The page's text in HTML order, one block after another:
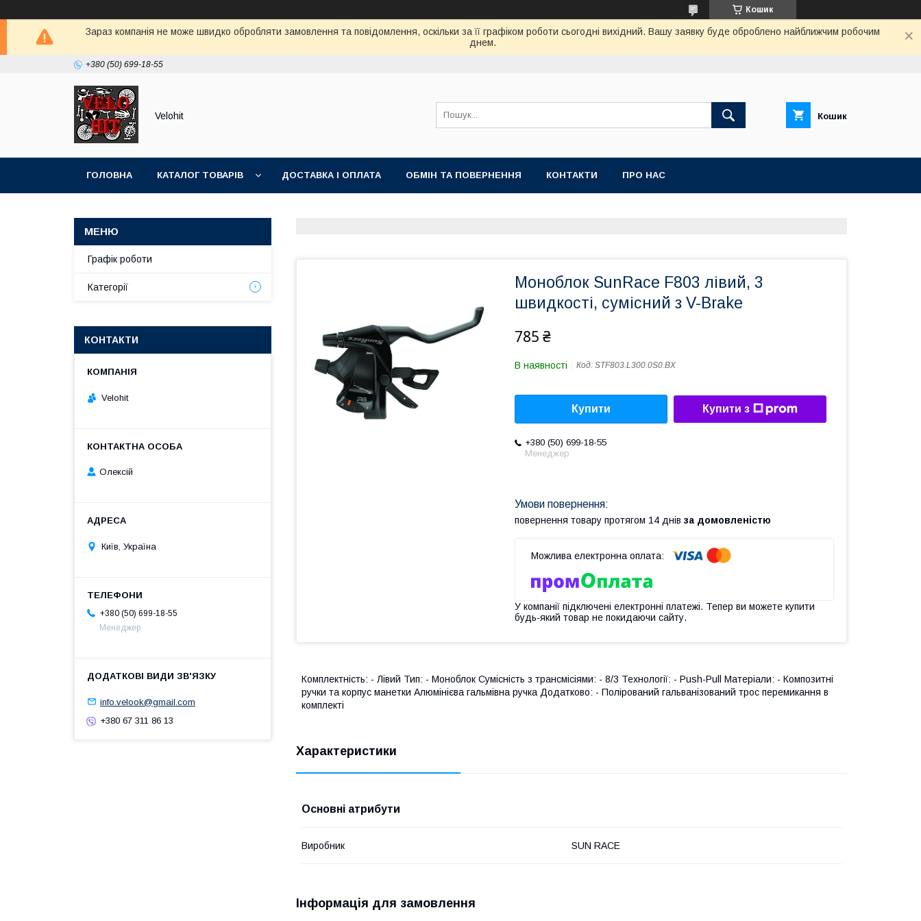
Кошик
Зараз компанія не може швидко обробляти замовлення та повідомлення, оскільки за її графіком роботи сьогодні вихідний. Вашу заявку буде оброблено найближчим робочим
днем.
+380 (50) 699-18-55
Velohit Кошик
ГОЛОВНА КАТАЛОГ ТОВАРІВ ДОСТАВКА І ОПЛАТА ОБМІН ТА ПОВЕРНЕННЯ КОНТАКТИ ПРО НАС
Моноблок SunRace F803 лівий, 3
швидкості, сумісний з V-Brake
785 ₴
В наявності Код: STF803.L300.0S0.BX
Купити Купити з
+380 (50) 699-18-55
Менеджер
повернення товару протягом 14 днів за домовленістю
У компанії підключені електронні платежі. Тепер ви можете купити
будь-який товар не покидаючи сайту.
Комплектність: - Лівий Тип: - Моноблок Сумісність з трансмісіями: - 8/3 Технології: - Push-Pull Матеріали: - Композитні
ручки та корпус манетки Алюмінієва гальмівна ручка Додатково: - Полірований гальванізований трос перемикання в
комплекті
Характеристики
Основні атрибути
Виробник SUN RACE
Інформація для замовлення
Графік роботи
Категорії
КОНТАКТИ
Velohit
Олексій
Київ, Україна
+380 (50) 699-18-55
Менеджер
info.velook@gmail.com
+380 67 311 86 13